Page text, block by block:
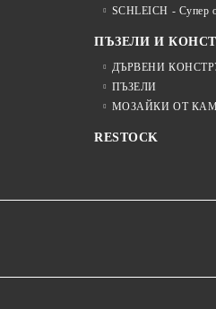
SCHLEICH - Супер
ПЪЗЕЛИ И
ДЪРВЕНИ
ПЪЗЕЛИ
МОЗАЙКИ ОТ
RESTOCK